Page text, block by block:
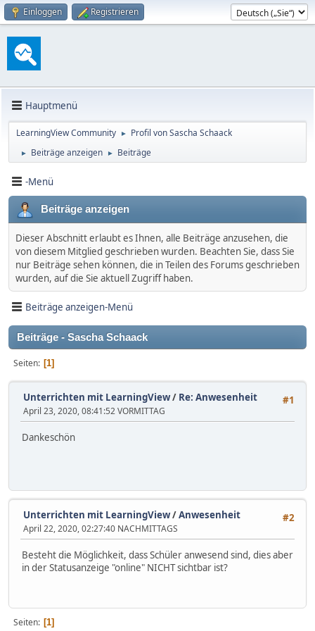
Einloggen Registrieren
Hauptmenü
LearningView Community ► Profil von Sascha Schaack
► Beiträge anzeigen ► Beiträge
-Menü
Beiträge anzeigen
Dieser Abschnitt erlaubt es Ihnen, alle Beiträge anzusehen, die
von diesem Mitglied geschrieben wurden. Beachten Sie, dass Sie
nur Beiträge sehen können, die in Teilen des Forums geschrieben
wurden, auf die Sie aktuell Zugriff haben.
Beiträge anzeigen-Menü
Beiträge - Sascha Schaack
Seiten 1
#1
Unterrichten mit LearningView/ Re: Anwesenheit
April 23, 2020, 08:41:52 VORMITTAG
Dankeschön
#2
Unterrichten mit LearningView/Anwesenheit
April 22, 2020, 02:27:40 NACHMITTAGS
Besteht die Möglichkeit, dass Schüler anwesend sind, dies aber
in der Statusanzeige "online" NICHT sichtbar ist?
Seiten 1